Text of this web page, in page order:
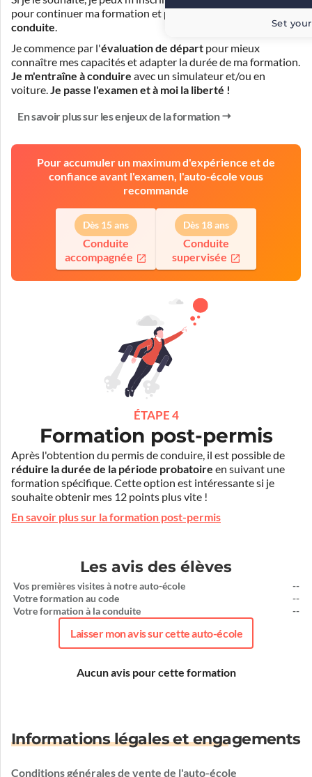
pour continuer ma formation et prendre des cours de
conduite.
Je commence par l'évaluation de départ pour mieux
connaître mes capacités et adapter la durée de ma formation.
Je m'entraîne à conduire avec un simulateur et/ou en
voiture.Je passe l'examen et à moi la liberté !
En savoir plus sur les enjeux de la formation
Pour accumuler un maximum d'expérience et de
confiance avant l'examen, l'auto-école vous
recommande
Dès 15 ans
Conduite
accompagnée
Dès 18 ans
Conduite
supervisée
ÉTAPE 4
Formation post-permis
Après l'obtention du permis de conduire, il est possible de
réduire la durée de la période probatoire en suivant une
formation spécifique. Cette option est intéressante si je
souhaite obtenir mes 12 points plus vite !
En savoir plus sur la formation post-permis
Les avis des élèves
Vos premières visites à notre auto-école
Votre formation au code
Votre formation à la conduite
--
--
--
Laisser mon avis sur cette auto-école
Aucun avis pour cette formation
Informations légales et engagements
Conditions générales de vente de l'auto-école
Set